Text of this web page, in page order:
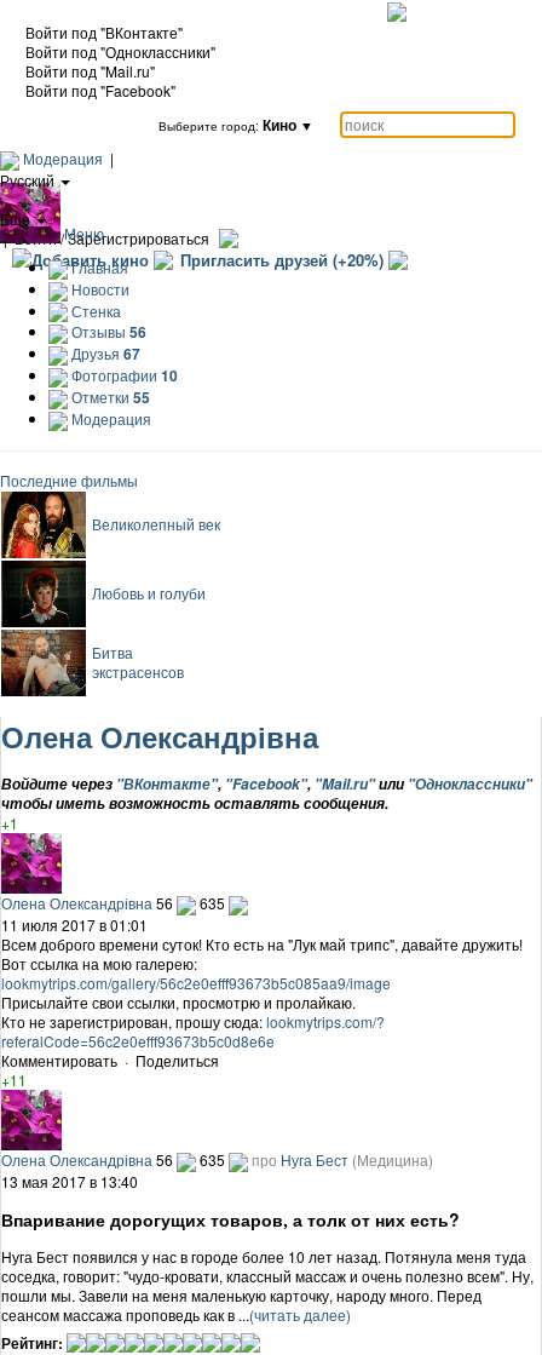
Войти под "ВКонтакте"
Войти под "Одноклассники"
Войти под "Mail.ru"
Войти под "Facebook"
Выберите город: Кино ▼
Модерация |
Русский
|
Еще
|Войти / Зарегистрироваться
Добавить кино Пригласить друзей (+20%)
Меню
Главная
Новости
Стенка
Отзывы 56
Друзья 67
Фотографии 10
Отметки 55
Модерация
Последние фильмы
Великолепный век
Любовь и голуби
Битва
экстрасенсов
Олена Олександрівна
Войдите через "ВКонтакте", "Facebook", "Mail.ru"или "Одноклассники"
чтобы иметь возможность оставлять сообщения.
+1
Олена Олександрівна 56
635
11 июля 2017 в 01:01
Всем доброго времени суток! Кто есть на "Лук май трипс", давайте дружить!
Вот ссылка на мою галерею:
lookmytrips.com/gallery/56c2e0efff93673b5c085aa9/image
Присылайте свои ссылки, просмотрю и пролайкаю.
Кто не зарегистрирован, прошу сюда:lookmytrips.com/?
referalCode=56c2e0efff93673b5c0d8e6e
Комментировать · Поделиться
+11
Олена Олександрівна 56 635 про Нуга Бест (Медицина)
13 мая 2017 в 13:40
Впаривание дорогущих товаров, а толк от них есть?
Нуга Бест появился у нас в городе более 10 лет назад. Потянула меня туда
соседка, говорит: "чудо-кровати, классный массаж и очень полезно всем". Ну,
пошли мы. Завели на меня маленькую карточку, народу много. Перед
сеансом массажа проповедь как в ...(читать далее)
Рейтинг: